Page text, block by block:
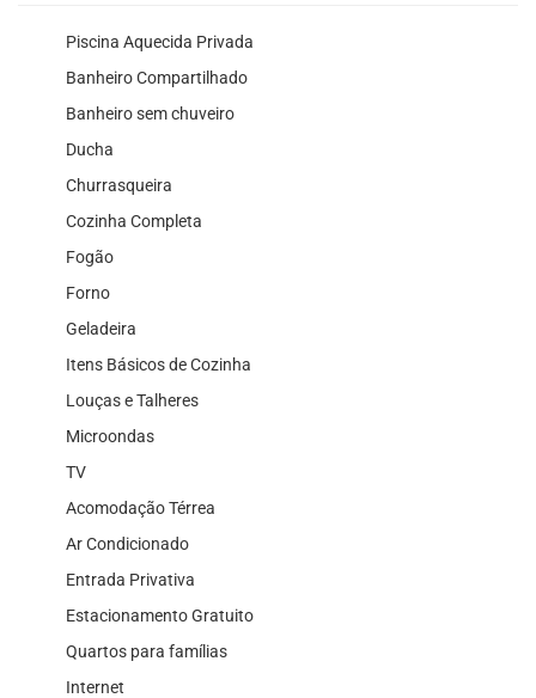
Piscina Aquecida Privada
Banheiro Compartilhado
Banheiro sem chuveiro
Ducha
Churrasqueira
Cozinha Completa
Fogão
Forno
Geladeira
Itens Básicos de Cozinha
Louças e Talheres
Microondas
TV
Acomodação Térrea
Ar Condicionado
Entrada Privativa
Estacionamento Gratuito
Quartos para famílias
Internet